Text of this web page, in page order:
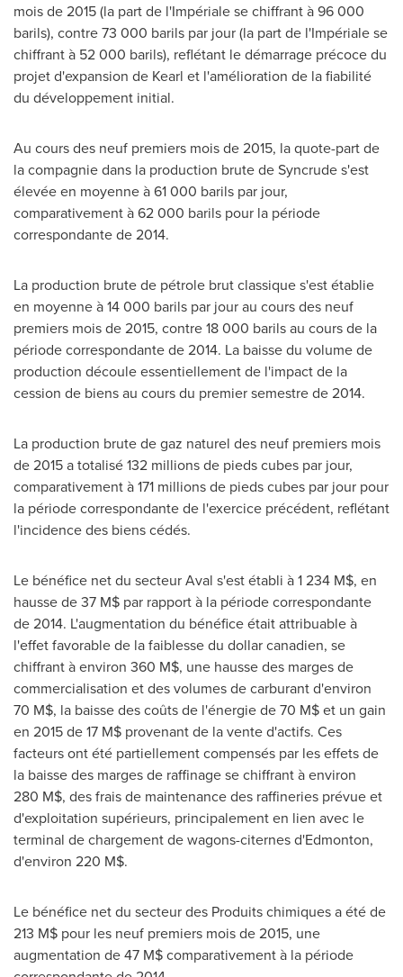
mois de 2015 (la part de l'Impériale se chiffrant à 96 000
barils), contre 73 000 barils par jour (la part de l'Impériale se
chiffrant à 52 000 barils), reflétant le démarrage précoce du
projet d'expansion de Kearl et l'amélioration de la fiabilité
du développement initial.
Au cours des neuf premiers mois de 2015, la quote-part de
la compagnie dans la production brute de Syncrude s'est
élevée en moyenne à 61 000 barils par jour,
comparativement à 62 000 barils pour la période
correspondante de 2014.
La production brute de pétrole brut classique s'est établie
en moyenne à 14 000 barils par jour au cours des neuf
premiers mois de 2015, contre 18 000 barils au cours de la
période correspondante de 2014. La baisse du volume de
production découle essentiellement de l'impact de la
cession de biens au cours du premier semestre de 2014.
La production brute de gaz naturel des neuf premiers mois
de 2015 a totalisé 132 millions de pieds cubes par jour,
comparativement à 171 millions de pieds cubes par jour pour
la période correspondante de l'exercice précédent, reflétant
l'incidence des biens cédés.
Le bénéfice net du secteur Aval s'est établi à 1 234 M$, en
hausse de 37 M$ par rapport à la période correspondante
de 2014. L'augmentation du bénéfice était attribuable à
l'effet favorable de la faiblesse du dollar canadien, se
chiffrant à environ 360 M$, une hausse des marges de
commercialisation et des volumes de carburant d'environ
70 M$, la baisse des coûts de l'énergie de 70 M$ et un gain
en 2015 de 17 M$ provenant de la vente d'actifs. Ces
facteurs ont été partiellement compensés par les effets de
la baisse des marges de raffinage se chiffrant à environ
280 M$, des frais de maintenance des raffineries prévue et
d'exploitation supérieurs, principalement en lien avec le
terminal de chargement de wagons-citernes d'Edmonton,
d'environ 220 M$.
Le bénéfice net du secteur des Produits chimiques a été de
213 M$ pour les neuf premiers mois de 2015, une
augmentation de 47 M$ comparativement à la période